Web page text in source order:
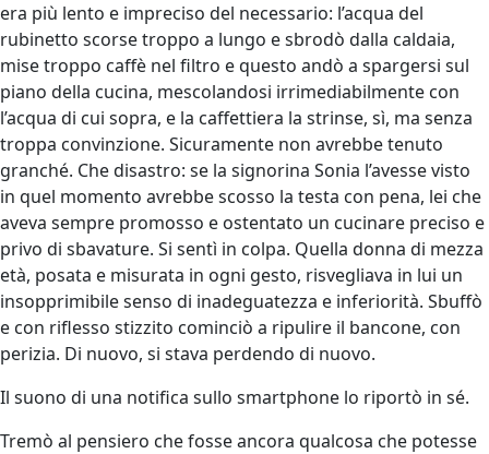
era più lento e impreciso del necessario: l’acqua del
rubinetto scorse troppo a lungo e sbrodò dalla caldaia,
mise troppo caffè nel filtro e questo andò a spargersi sul
piano della cucina, mescolandosi irrimediabilmente con
l’acqua di cui sopra, e la caffettiera la strinse, sì, ma senza
troppa convinzione. Sicuramente non avrebbe tenuto
granché. Che disastro: se la signorina Sonia l’avesse visto
in quel momento avrebbe scosso la testa con pena, lei che
aveva sempre promosso e ostentato un cucinare preciso e
privo di sbavature. Si sentì in colpa. Quella donna di mezza
età, posata e misurata in ogni gesto, risvegliava in lui un
insopprimibile senso di inadeguatezza e inferiorità. Sbuffò
e con riflesso stizzito cominciò a ripulire il bancone, con
perizia. Di nuovo, si stava perdendo di nuovo.
Il suono di una notifica sullo smartphone lo riportò in sé.
Tremò al pensiero che fosse ancora qualcosa che potesse